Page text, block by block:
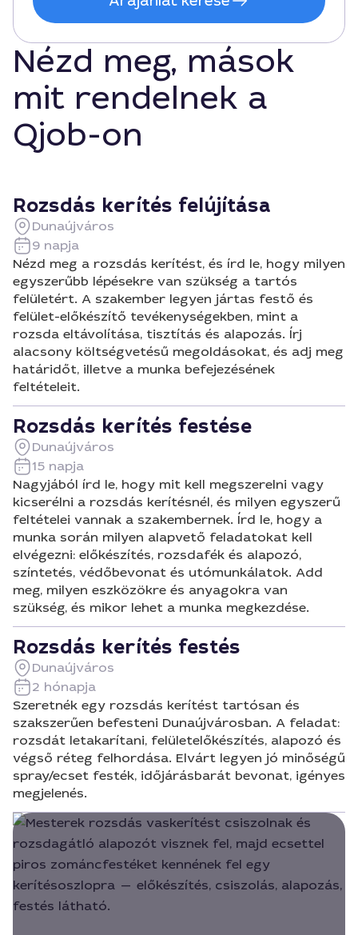
Nézd meg, mások
mit rendelnek a
Qjob-on
Rozsdás kerítés felújítása
Dunaújváros
9 napja
Nézd meg a rozsdás kerítést, és írd le, hogy milyen
egyszerűbb lépésekre van szükség a tartós
felületért. A szakember legyen jártas festő és
felület-előkészítő tevékenységekben, mint a
rozsda eltávolítása, tisztítás és alapozás. Írj
alacsony költségvetésű megoldásokat, és adj meg
határidőt, illetve a munka befejezésének
feltételeit.
Rozsdás kerítés festése
Dunaújváros
15 napja
Nagyjából írd le, hogy mit kell megszerelni vagy
kicserélni a rozsdás kerítésnél, és milyen egyszerű
feltételei vannak a szakembernek. Írd le, hogy a
munka során milyen alapvető feladatokat kell
elvégezni: előkészítés, rozsdafék és alapozó,
színtetés, védőbevonat és utómunkálatok. Add
meg, milyen eszközökre és anyagokra van
szükség, és mikor lehet a munka megkezdése.
Rozsdás kerítés festés
Dunaújváros
2 hónapja
Szeretnék egy rozsdás kerítést tartósan és
szakszerűen befesteni Dunaújvárosban. A feladat:
rozsdát letakarítani, felületelőkészítés, alapozó és
végső réteg felhordása. Elvárt legyen jó minőségű
spray/ecset festék, időjárásbarát bevonat, igényes
megjelenés.